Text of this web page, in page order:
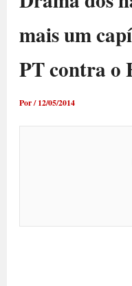
mais um
PT contra o
Por/12/05/2014